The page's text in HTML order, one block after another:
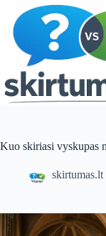
content
Kuo skiriasi vyskupas
skirtumas.lt